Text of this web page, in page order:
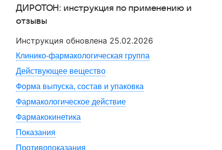
ДИРОТОН : инструкция по применению и
отзывы
Инструкция обновлена 25.02.2026
Клинико-фармакологическая группа
Действующее вещество
Форма выпуска, состав и упаковка
Фармакологическое действие
Фармакокинетика
Показания
Противопоказания